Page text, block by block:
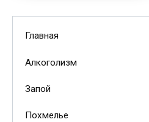
Главная
Алкоголизм
Запой
Похмелье